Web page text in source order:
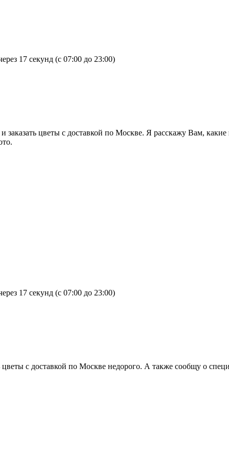
17 секунд (с 07:00 до 23:00)
цветы с доставкой по Москве. Я расскажу Вам,
17 секунд (с 07:00 до 23:00)
с доставкой по Москве недорого. А также сообщу о
девушки как по торжественному поводу, так и без него.
без повода? В первую очередь, традиционно не дарят
и даже 1001! Выбирайте количество роз в букете, исходя
можно рассказать о своих чувствах и эмоциях, и сделать это
чувств. 3 цветка – это простое проявление симпатии. 5 роз
ной любви; 29 – обещают вечную любовь и преданность; 101
Цветы являются неотъемлемым атрибутом в этот очень
повода является букет из 51 или 101 розы. Чаще всего
должен быть значительно лучше и объемнее тех
этот день выбрать букет из роз, собранный в форме сердца.
всегда тоже очень ответственное мероприятие. Букет
к близкой подруге. Такое количество роз также можно
пожеланиями, сможет растрогать вашу подругу и
не только цветовая гамма имеет свою символику.
женских эмоций. Такой подарок подчеркнёт значимость
послание уважения и огромной благодарности. 25 роз чаще
ваша мама всегда будет рада проявлению внимания,
без шикарного букета роз. Сколько роз подарить
Первый – это подарить букет из такого количества роз,
непременно порадует вашу маму. Второй вариант, если
любовь и признательность. Подарить приятные эмоции